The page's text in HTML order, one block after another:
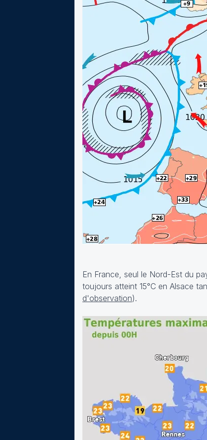
En France, seul le Nord-Est du
toujours atteint 15°C en Alsace
d'observation).